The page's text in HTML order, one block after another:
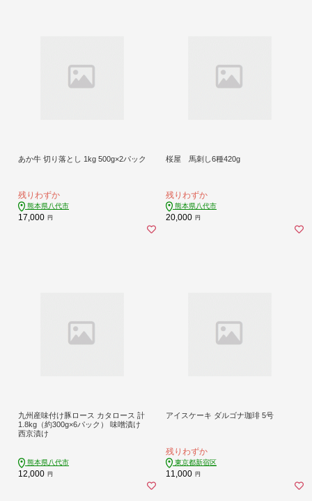
あか牛 切り落とし 1kg 500g×2パック
残りわずか
熊本県八代市
17,000 円
桜屋 馬刺し6種420g
残りわずか
熊本県八代市
20,000 円
九州産味付け豚ロース カタロース 計
1.8kg（約300g×6パック） 味噌漬け
西京漬け
熊本県八代市
12,000 円
アイスケーキ ダルゴナ珈琲 5号
残りわずか
東京都新宿区
11,000 円